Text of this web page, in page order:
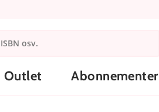
Outlet Abonnementer